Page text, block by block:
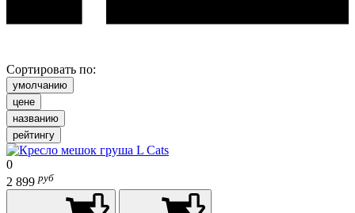
Сортировать по:
умолчанию
цене
названию
рейтингу
0
2 899 руб